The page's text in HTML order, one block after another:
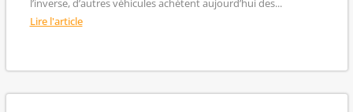
l’inverse, d’autres véhicules achètent aujourd’hui des...
Lire l'article